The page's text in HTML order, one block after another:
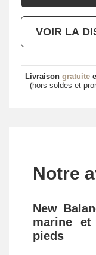
VOIR LA
Livraison gratuite
(hors soldes et
Notre
New
marine
pieds